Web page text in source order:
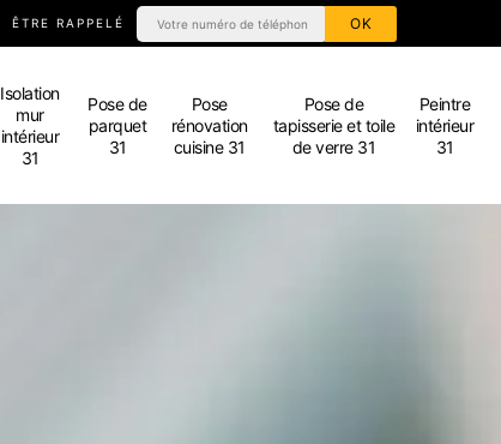
ÊTRE RAPPELÉ
Isolation
mur
intérieur
31
Pose de
parquet
31
Pose
rénovation
cuisine 31
Pose de
tapisserie et toile
de verre 31
Peintre
intérieur
31